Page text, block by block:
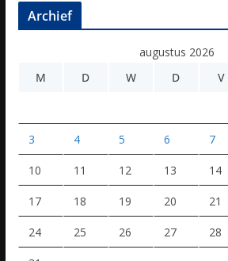
Archief
augustus 2026
M
D W D V
3 4 5 6 7
10 11 12 13 14
17 18 19 20 21
24 25 26 27 28